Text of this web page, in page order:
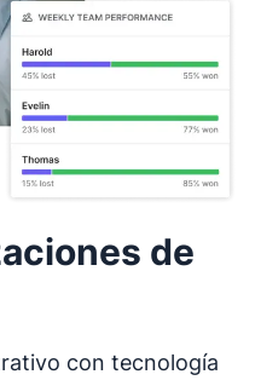
de
con tecnología